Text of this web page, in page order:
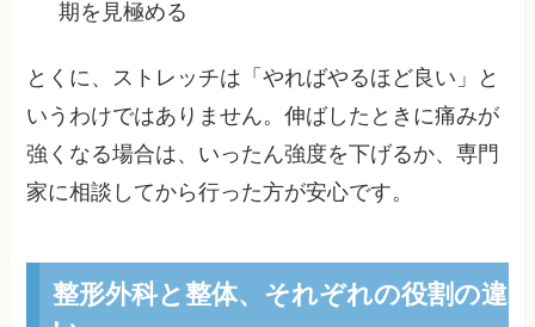
期を見極める
とくに、ストレッチは「やればやるほど良い」と
いうわけではありません。伸ばしたときに痛みが
強くなる場合は、いったん強度を下げるか、専門
家に相談してから行った方が安心です。
整形外科と整体、それぞれの役割の違